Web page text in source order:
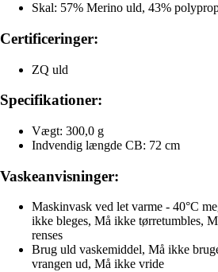
Skal: 57% Merino uld, 43%
Certificeringer:
ZQ uld
Specifikationer:
Vægt: 300,0 g
Indvendig længde CB: 72 cm
Vaskeanvisninger:
Maskinvask ved let varme - 40°C
ikke bleges, Må ikke tørretumbles,
renses
Brug uld vaskemiddel, Må ikke
vrangen ud, Må ikke vride